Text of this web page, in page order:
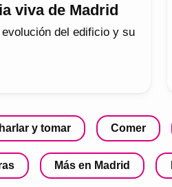
viva de Madrid
del edificio y su
y tomar Comer
Más en Madrid